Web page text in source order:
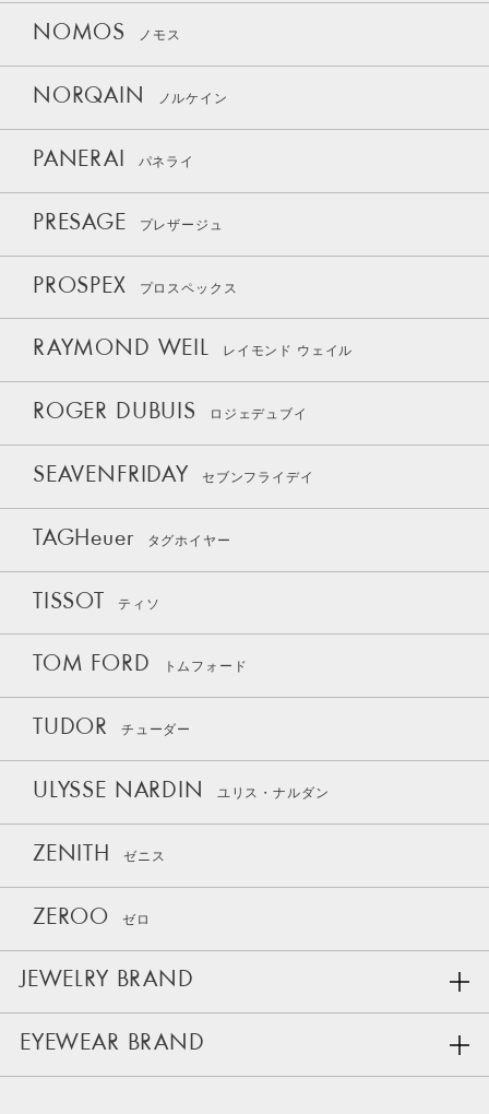
NOMOS ノモス
NORQAIN ノルケイン
PANERAI パネライ
PRESAGE プレザージュ
PROSPEX プロスペックス
RAYMOND WEIL レイモンド ウェイル
ROGER DUBUIS ロジェデュブイ
SEAVENFRIDAY セブンフライデイ
TAGHeuer タグホイヤー
TISSOT ティソ
TOM FORD トムフォード
TUDOR チューダー
ULYSSE NARDIN ユリス・ナルダン
ZENITH ゼニス
ZEROO ゼロ
JEWELRY BRAND
EYEWEAR BRAND